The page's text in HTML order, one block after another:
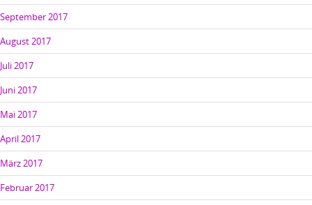
September 2017
August 2017
Juli 2017
Juni 2017
Mai 2017
April 2017
März 2017
Februar 2017